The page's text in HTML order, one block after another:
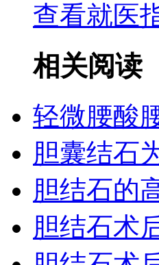
查看就医
相关阅读
轻微腰酸
胆囊结石
胆结石的
胆结石术